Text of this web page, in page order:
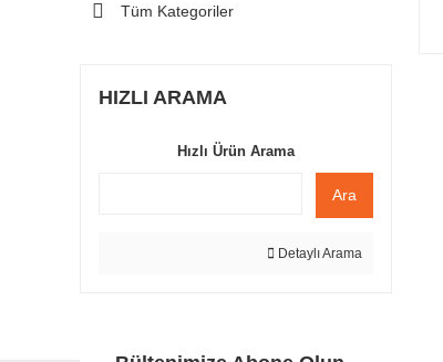
Tüm Kategoriler
HIZLI ARAMA
Hızlı Ürün Arama
Ara
Detaylı Arama